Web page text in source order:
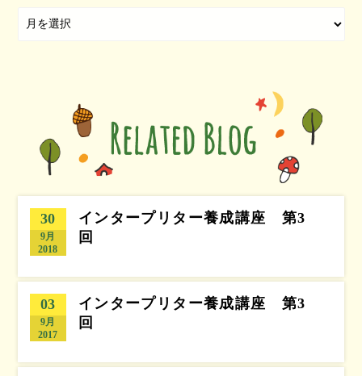
30
9月
2018
インタープリター養成講座 第3
回
03
9月
2017
インタープリター養成講座 第3
回